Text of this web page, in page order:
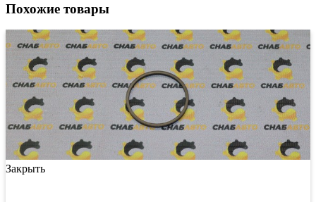
Похожие товары
Закрыть